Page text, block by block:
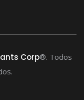
Corp®. Todos